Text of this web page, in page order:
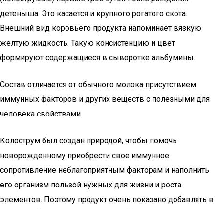
детеныша. Это касается и крупного рогатого скота.
Внешний вид коровьего продукта напоминает вязкую
желтую жидкость. Такую консистенцию и цвет
формируют содержащиеся в сыворотке альбумины.
Состав отличается от обычного молока присутствием
иммунных факторов и других веществ с полезными для
человека свойствами.
Колострум был создан природой, чтобы помочь
новорожденному приобрести свое иммунное
сопротивление неблагоприятным факторам и наполнить
его организм пользой нужных для жизни и роста
элементов. Поэтому продукт очень показано добавлять в